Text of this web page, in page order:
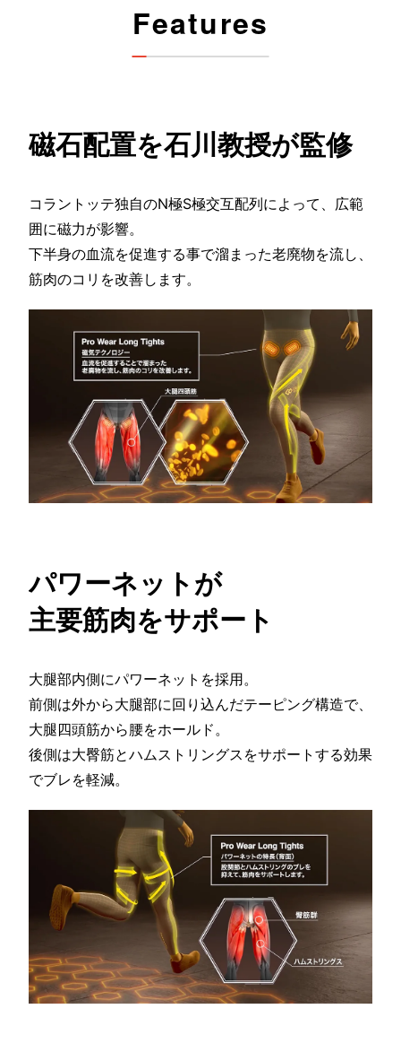
コラントッテSPORTS PRO ウ
ェア ロングタイツ
カラー：ブラック×ゴールド
サイズ：M
Features
磁石配置を石川教授が監修
コラントッテ独自のN極S極交互配列によって、
広範
囲に磁力が影響。
下半身の血流を促進する事で溜まった老廃物を流し、
筋肉のコリを改善します。
パワーネットが
主要筋肉をサポート
大腿部内側にパワーネットを採用。
前側は外から大腿部に回り込んだテーピング構造で、
大腿四頭筋から腰をホールド。
後側は大臀筋とハムストリングスをサポートする効果
でブレを軽減。